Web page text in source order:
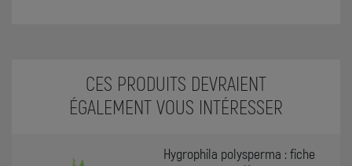
CES PRODUITS DEVRAIENT
ÉGALEMENT VOUS INTÉRESSER
Hygrophila polysperma : fiche